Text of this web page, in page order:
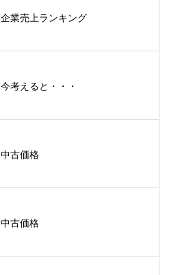
企業売上ランキング
今考えると・・・
中古価格
中古価格